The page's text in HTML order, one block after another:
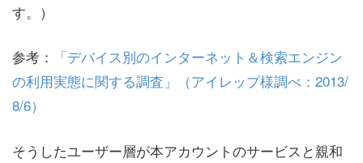
す。）
参考：
「デバイス別のインターネット＆検索エンジン
の利用実態に関する調査」（アイレップ様調べ：2013/
8/6）
そうしたユーザー層が本アカウントのサービスと親和